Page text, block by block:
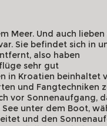
Meer. Und auch
Sie befindet sich in
also haben
sehr gut
in Kroatien beinhaltet
und Fangtechniken
vor Sonnenaufgang,
unter dem Boot,
und den